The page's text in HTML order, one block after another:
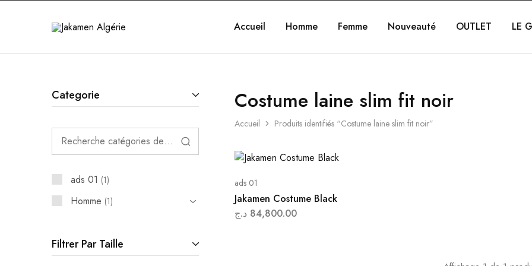
Jakamen Accueil Homme Femme Nouveauté OUTLET LE
Costume laine slim fit noir
Accueil Produits identifiés “Costume laine slim fit noir”
ads 01
Jakamen Costume Black
84,800.00 د.ج
Categorie
ads 01 1
Homme 1
Filtrer Par Taille